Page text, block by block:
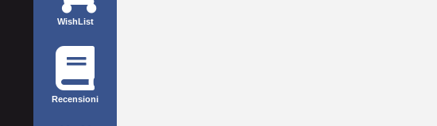
WishList
Recensioni